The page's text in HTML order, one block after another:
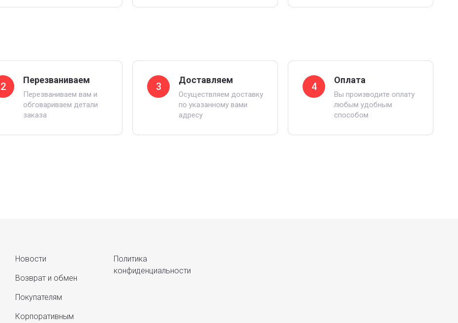
2
Перезваниваем
Перезваниваем вам и
обговариваем детали
заказа
3
Доставляем
Осуществляем доставку
по указанному вами
адресу
4
Оплата
Вы производите оплату
любым удобным
способом
Новости
Возврат и обмен
Покупателям
Корпоративным
Политика
конфиденциальности